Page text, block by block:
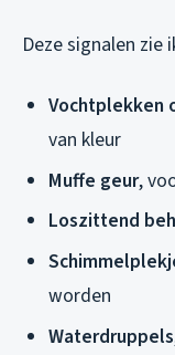
Deze signalen zie
Vochtplekken
van kleur
Muffe geur,
Loszittend
worden
Waterdruppels